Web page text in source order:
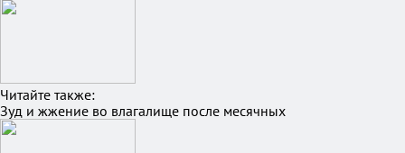
Читайте также:
Зуд и жжение во влагалище после месячных